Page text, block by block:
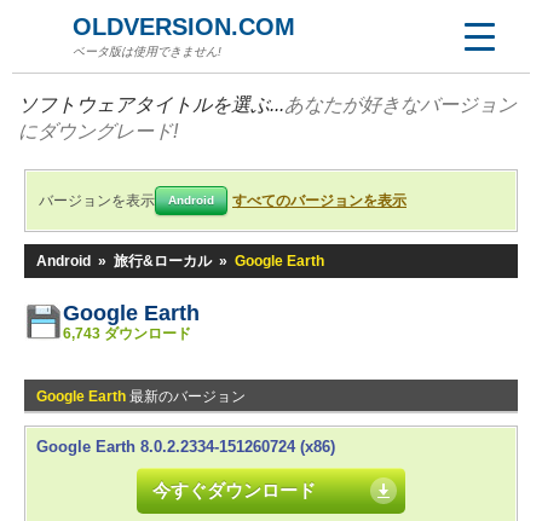
OLDVERSION.COM
ベータ版は使用できません!
ソフトウェアタイトルを選ぶ...あなたが好きなバージョン
にダウングレード!
バージョンを表示 Android すべてのバージョンを表示
Android » 旅行&ローカル » Google Earth
Google Earth
6,743 ダウンロード
Google Earth 最新のバージョン
Google Earth 8.0.2.2334-151260724 (x86)
今すぐダウンロード